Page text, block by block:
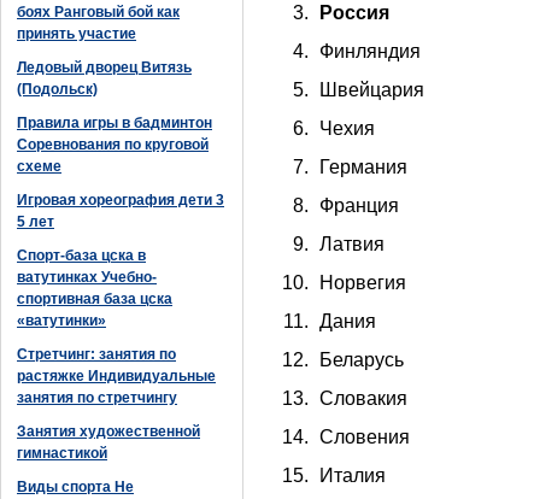
боях Ранговый бой как
принять участие
Ледовый дворец Витязь
(Подольск)
Правила игры в бадминтон
Соревнования по круговой
схеме
Игровая хореография дети 3
5 лет
Спорт-база цска в
ватутинках Учебно-
спортивная база цска
«ватутинки»
Стретчинг: занятия по
растяжке Индивидуальные
занятия по стретчингу
Занятия художественной
гимнастикой
Виды спорта Не
Россия
Финляндия
Швейцария
Чехия
Германия
Франция
Латвия
Норвегия
Дания
Беларусь
Словакия
Словения
Италия